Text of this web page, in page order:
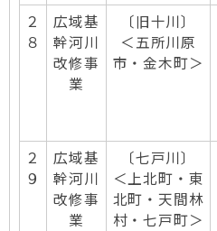
２
８
広域基
幹河川
改修事
業
〔旧十川〕
＜五所川原
市・金木町＞
２
９
広域基
幹河川
改修事
業
〔七戸川〕
＜上北町・東
北町・天間林
村・七戸町＞